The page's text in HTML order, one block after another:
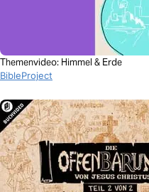
Themenvideo: Himmel & Erde
BibleProject